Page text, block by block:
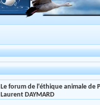
Le forum de l'éthique animale de
Laurent DAYMARD